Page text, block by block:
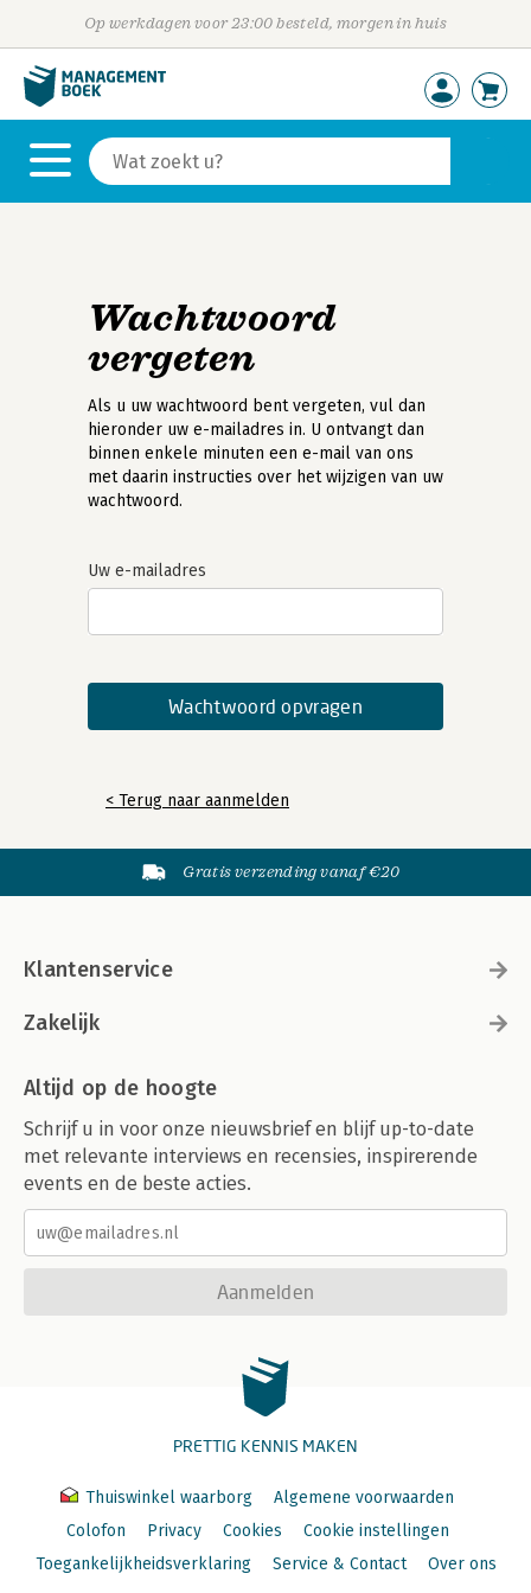
Op werkdagen voor 23:00 besteld, morgen in huis
Wachtwoord
vergeten
Als u uw wachtwoord bent vergeten, vul dan
hieronder uw e-mailadres in. U ontvangt dan
binnen enkele minuten een e-mail van ons
met daarin instructies over het wijzigen van uw
wachtwoord.
Uw e-mailadres
< Terug naar aanmelden
Gratis verzending vanaf €20
Klantenservice
Zakelijk
Altijd op de hoogte
Schrijf u in voor onze nieuwsbrief en blijf up-to-date
met relevante interviews en recensies, inspirerende
events en de beste acties.
Aanmelden
PRETTIG KENNIS MAKEN
Thuiswinkel waarborg
Algemene voorwaarden
Colofon
Privacy Cookies
Cookie instellingen
Toegankelijkheidsverklaring
Service & Contact Over ons